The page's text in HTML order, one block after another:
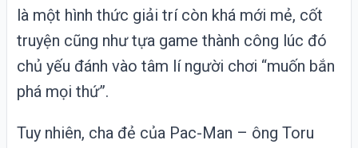
là một hình thức giải trí còn khá mới mẻ, cốt
truyện cũng như tựa game thành công lúc đó
chủ yếu đánh vào tâm lí người chơi “muốn bắn
phá mọi thứ”.
Tuy nhiên, cha đẻ của Pac-Man – ông Toru